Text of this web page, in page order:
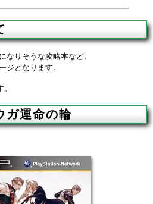
なりそうな攻略本など、
ジとなります。
ガ運命の輪